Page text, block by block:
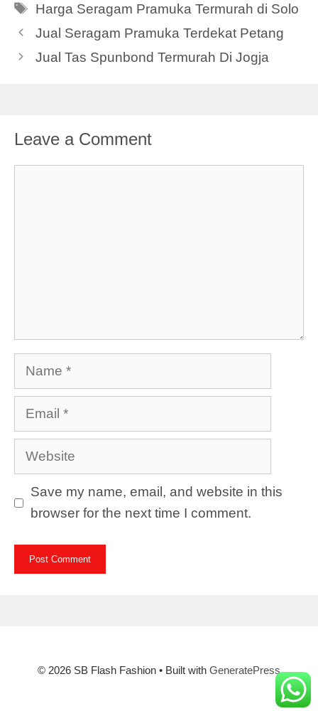
Tags
Harga Seragam Pramuka Termurah di Solo
Jual Seragam Pramuka Terdekat Petang
Jual Tas Spunbond Termurah Di Jogja
Leave a Comment
Name
Email
Website
Save my name, email, and website in this
browser for the next time I comment.
© 2026 SB Flash Fashion • Built with GeneratePress